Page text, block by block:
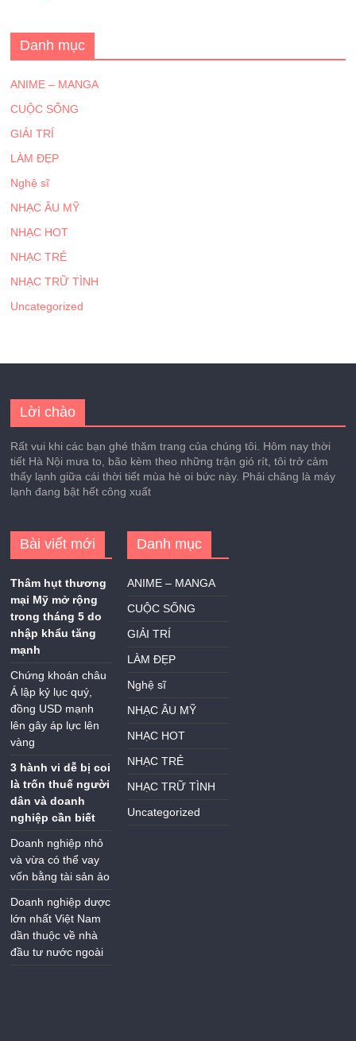
Danh mục
ANIME – MANGA
CUỘC SỐNG
GIẢI TRÍ
LÀM ĐẸP
Nghệ sĩ
NHẠC ÂU MỸ
NHẠC HOT
NHẠC TRẺ
NHẠC TRỮ TÌNH
Uncategorized
Lời chào
Rất vui khi các bạn ghé thăm trang của chúng tôi. Hôm nay thời
tiết Hà Nội mưa to, bão kèm theo những trận gió rít, tôi trở cảm
thấy lạnh giữa cái thời tiết mùa hè oi bức này. Phải chăng là máy
lạnh đang bật hết công xuất
Bài viết mới
Thâm hụt thương
mại Mỹ mở rộng
trong tháng 5 do
nhập khẩu tăng
mạnh
Chứng khoán châu
Á lập kỷ lục quý,
đồng USD mạnh
lên gây áp lực lên
vàng
3 hành vi dễ bị coi
là trốn thuế người
dân và doanh
nghiệp cần biết
Doanh nghiệp nhỏ
và vừa có thể vay
vốn bằng tài sản ảo
Doanh nghiệp dược
lớn nhất Việt Nam
dần thuộc về nhà
đầu tư nước ngoài
Danh mục
ANIME – MANGA
CUỘC SỐNG
GIẢI TRÍ
LÀM ĐẸP
Nghệ sĩ
NHẠC ÂU MỸ
NHẠC HOT
NHẠC TRẺ
NHẠC TRỮ TÌNH
Uncategorized